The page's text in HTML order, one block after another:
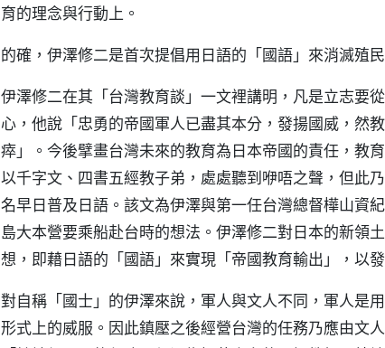
育的理念與行動上。
的確，伊澤修二是首次提倡用日語的「國語」來消滅殖
伊澤修二在其「台灣教育談」一文裡講明，凡是立志要
心，他說「忠勇的帝國軍人已盡其本分，發揚國威，然
瘁」。今後擘畫台灣未來的教育為日本帝國的責任，教
以千字文、四書五經教子弟，處處聽到咿唔之聲，但此
名早日普及日語。該文為伊澤與第一任台灣總督樺山資
島大本營要乘船赴台時的想法。伊澤修二對日本的新領
想，即藉日語的「國語」來實現「帝國教育輸出」，以
對自稱「國士」的伊澤來說，軍人與文人不同，軍人是
形式上的威服。因此鎮壓之後經營台灣的任務乃應由文